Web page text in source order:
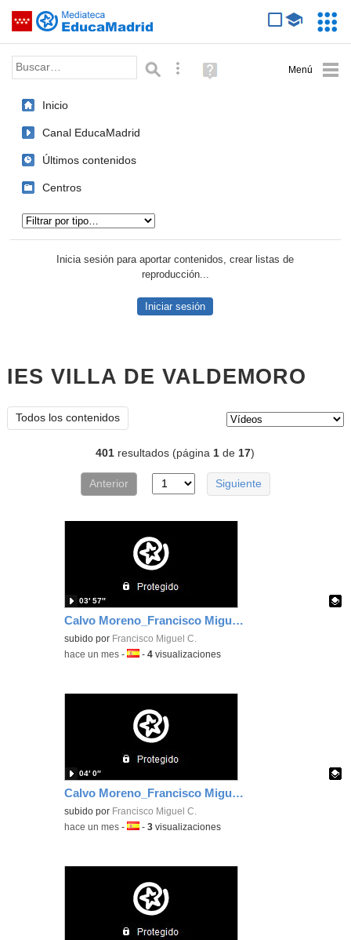
Saltar navegación
Palabra o frase: Búsqueda avanzada
Ayuda
(en
Inicio
Canal EducaMadrid
Últimos contenidos
Centros
Inicia sesión para aportar contenidos, crear listas de
reproducción...
Iniciar sesión
IES VILLA DE VALDEMORO
Todos los contenidos
401 resultados (página1 de17)
Anterior Siguiente
Calvo Moreno_Francisco Miguel_EvidenciaArea_6
Contenido educativo.
subido por Francisco Miguel C.
03′ 57″
-hace un mes -Idioma:
-4 visualizaciones
Calvo Moreno_Francisco Miguel_EvidenciaArea_5
Contenido educativo.
subido por Francisco Miguel C.
04′ 0″
-hace un mes -Idioma:
-3 visualizaciones